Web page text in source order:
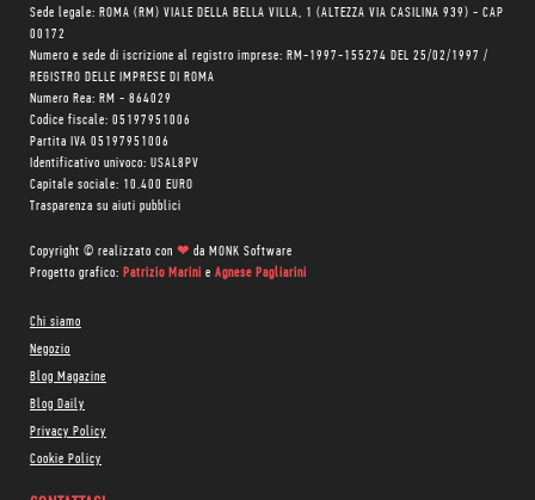
Sede legale: ROMA (RM) VIALE DELLA BELLA VILLA, 1 (ALTEZZA VIA CASILINA 939) - CAP
00172
Numero e sede di iscrizione al registro imprese: RM-1997-155274 DEL 25/02/1997 /
REGISTRO DELLE IMPRESE DI ROMA
Numero Rea: RM - 864029
Codice fiscale: 05197951006
Partita IVA 05197951006
Identificativo univoco: USAL8PV
Capitale sociale: 10.400 EURO
Trasparenza su aiuti pubblici
Copyright © realizzato con ❤ da MONK Software
Progetto grafico: Patrizio Marini e Agnese Pagliarini
Chi siamo
Negozio
Blog Magazine
Blog Daily
Privacy Policy
Cookie Policy